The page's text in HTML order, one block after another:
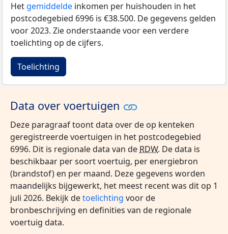
Het gemiddelde inkomen per huishouden in het
postcodegebied 6996 is €38.500. De gegevens gelden
voor 2023. Zie onderstaande voor een verdere
toelichting op de cijfers.
Toelichting
Data over voertuigen
Deze paragraaf toont data over de op kenteken
geregistreerde voertuigen in het postcodegebied
6996. Dit is regionale data van de RDW. De data is
beschikbaar per soort voertuig, per energiebron
(brandstof) en per maand. Deze gegevens worden
maandelijks bijgewerkt, het meest recent was dit op 1
juli 2026. Bekijk detoelichting voor de
bronbeschrijving en definities van de regionale
voertuig data.